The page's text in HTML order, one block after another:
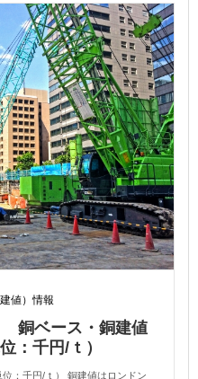
値）情報
銅ベース・銅建値
千円/ｔ）
：千円/ｔ） 銅建値はロンドン